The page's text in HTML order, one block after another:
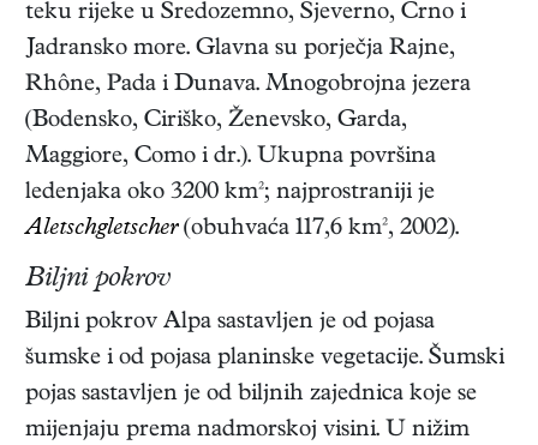
teku rijeke u Sredozemno, Sjeverno, Crno i
Jadransko more. Glavna su porječja Rajne,
Rhône, Pada i Dunava. Mnogobrojna jezera
(Bodensko, Ciriško, Ženevsko, Garda,
Maggiore, Como i dr.). Ukupna površina
ledenjaka oko 3200 km²; najprostraniji je
Aletschgletscher(obuhvaća 117,6 km², 2002).
Biljni pokrov
Biljni pokrov Alpa sastavljen je od pojasa
šumske i od pojasa planinske vegetacije. Šumski
pojas sastavljen je od biljnih zajednica koje se
mijenjaju prema nadmorskoj visini. U nižim